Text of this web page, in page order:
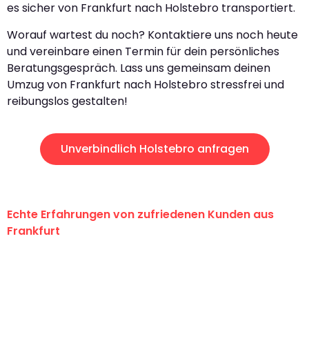
es sicher von Frankfurt nach Holstebro transportiert.
Worauf wartest du noch? Kontaktiere uns noch heute
und vereinbare einen Termin für dein persönliches
Beratungsgespräch. Lass uns gemeinsam deinen
Umzug von Frankfurt nach Holstebro stressfrei und
reibungslos gestalten!
Unverbindlich Holstebro anfragen
Echte Erfahrungen von zufriedenen Kunden aus
Frankfurt